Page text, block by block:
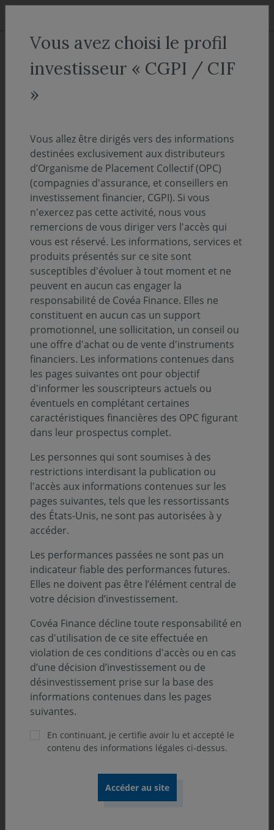
Aller au menu
Aller au contenu
ACCUEIL Décryptages
"OnDécrypte l'Hebdo" - Le rôle
affirmé
PERSPECTIVES ÉCONOMIQUES ET FINANCIÈRES 12 mai 2026
Temps de lecture :12min
Découvrez l'intégralité de notre suivi des
marchés de la semaine - 11 mai 2026
Le mois dernier, les Émirats Arabes Unis (EAU) ont
officiellement engagé des discussions avec les autorités
américaines en vue de l’obtention d’une ligne de swap
en dollars. Cette démarche illustre la place centrale que
continue d’occuper la monnaie américaine dans le
système financier international, comme le montre
également son appréciation en période d’incertitude
forte.
Disposant de réserves de change abondantes,
d’importants fonds souverains et d’un accès privilégié
aux marchés internationaux, les EAU ne font pas face à
une contrainte immédiate de financement. Et ce
d’autant plus qu’Abu Dhabi a réalisé 2,5 Mds$ de
placements privés obligataires au mois d’avril à des
taux proches de ceux de la dette américaine (avec une
prime de risque maximum de 45 points de base). Par
ailleurs, d’après les dernières données du Trésor
américain, les EAU détiennent près de 97 Mds$ de bons
du Trésor américain, un niveau historiquement élevé.
Ces investissements répondent à des objectifs de
liquidité, de sécurité et de gestion des réserves, dans le
marché le plus profond et le plus liquide au monde.
de ce fait avoir besoin de vendre ces actifs pour la
soutenir, surtout dans un contexte où leur statut de
place financière stable pourrait être remis en cause.
Une ligne de swap contribuerait à réduire le risque de
ventes forcées de bons du Trésor en période de
tension, en offrant une source alternative de liquidité
en dollars. Dans ce sens, elle pourrait également servir
les intérêts américains, en consolidant la demande
étrangère pour la dette souveraine des États-Unis à un
élevés. Néanmoins, il existe déjà un mécanisme qui
répondrait au besoin potentiel des EAU : il permet à
toutes les banques centrales d’obtenir des dollars
Vous avez choisi le profil
investisseur « CGPI / CIF
»
Vous allez être dirigés vers des informations
destinées exclusivement aux distributeurs
d’Organisme de Placement Collectif (OPC)
(compagnies d'assurance, et conseillers en
investissement financier, CGPI). Si vous
n'exercez pas cette activité, nous vous
remercions de vous diriger vers l'accès qui
vous est réservé. Les informations, services et
produits présentés sur ce site sont
susceptibles d'évoluer à tout moment et ne
peuvent en aucun cas engager la
responsabilité de Covéa Finance. Elles ne
constituent en aucun cas un support
promotionnel, une sollicitation, un conseil ou
une offre d'achat ou de vente d'instruments
financiers. Les informations contenues dans
les pages suivantes ont pour objectif
d'informer les souscripteurs actuels ou
éventuels en complétant certaines
caractéristiques financières des OPC figurant
dans leur prospectus complet.
Les personnes qui sont soumises à des
restrictions interdisant la publication ou
l'accès aux informations contenues sur les
pages suivantes, tels que les ressortissants
des États-Unis, ne sont pas autorisées à y
accéder.
Les performances passées ne sont pas un
indicateur fiable des performances futures.
Elles ne doivent pas être l’élément central de
votre décision d’investissement.
Covéa Finance décline toute responsabilité en
cas d'utilisation de ce site effectuée en
violation de ces conditions d'accès ou en cas
d’une décision d’investissement ou de
désinvestissement prise sur la base des
informations contenues dans les pages
suivantes.
En continuant, je certifie avoir lu et accepté le
contenu des informations légales ci-dessus.